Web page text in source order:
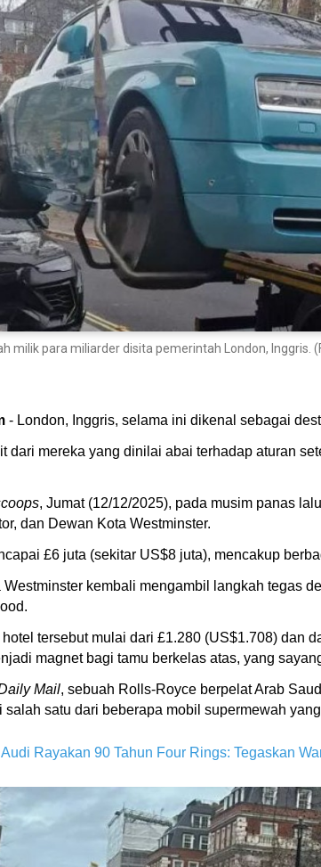
milik para miliarder disita pemerintah London, Inggris.
- London, Inggris, selama ini dikenal sebagai
dari mereka yang dinilai abai terhadap aturan
, Jumat (12/12/2025), pada musim panas
dan Dewan Kota Westminster.
£6 juta (sekitar US$8 juta), mencakup
Westminster kembali mengambil langkah tegas
tersebut mulai dari £1.280 (US$1.708) dan
magnet bagi tamu berkelas atas, yang
Mail, sebuah Rolls-Royce berpelat Arab
satu dari beberapa mobil supermewah
Audi Rayakan 90 Tahun Four Rings: Tegaskan